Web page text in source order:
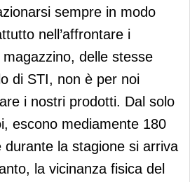
sempre in modo
nell’affrontare i
delle stesse
di STI, non è per noi
i nostri prodotti. Dal solo
escono mediamente 180
durante la stagione si arriva
la vicinanza fisica del